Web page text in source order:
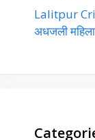
Lalitpur
अधजली